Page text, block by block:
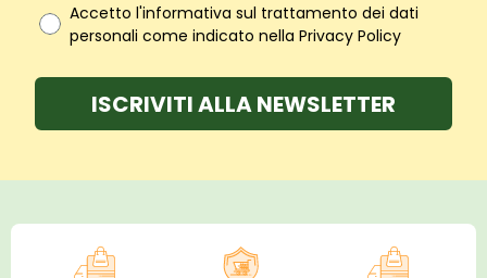
Accetto l'informativa sul trattamento dei dati
personali come indicato nella Privacy Policy
ISCRIVITI ALLA NEWSLETTER